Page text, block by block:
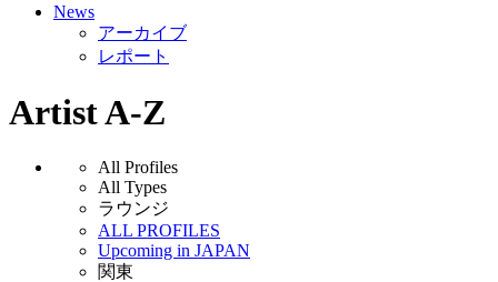
News
アーカイブ
レポート
Artist A-Z
All Profiles
All Types
ラウンジ
ALL PROFILES
Upcoming in JAPAN
関東